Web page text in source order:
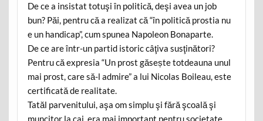
De ce a insistat totuşi în politică, deşi avea un job
bun? Păi, pentru că a realizat că “în politică prostia nu
e un handicap”, cum spunea Napoleon Bonaparte.
De ce are într-un partid istoric câţiva susţinători?
Pentru că expresia “Un prost găsește totdeauna unul
mai prost, care să-l admire” a lui Nicolas Boileau, este
certificată de realitate.
Tatăl parvenitului, aşa om simplu şi fără şcoală şi
muncitor la cai, era mai important pentru societate,